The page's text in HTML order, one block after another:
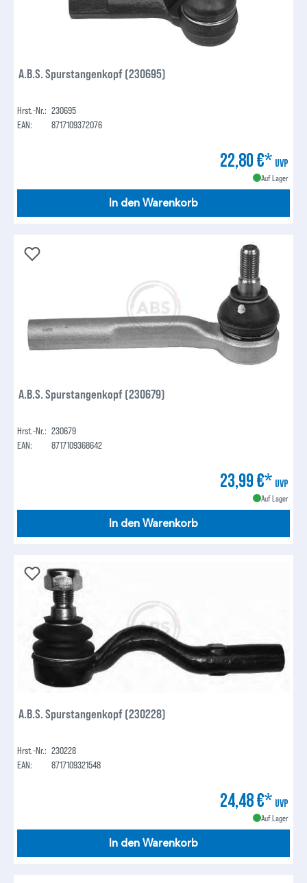
A.B.S. Spurstangenkopf (230695)
Hrst.-Nr.: 230695
EAN:
8717109372076
22,80 €* UVP
Auf Lager
In den Warenkorb
A.B.S. Spurstangenkopf (230679)
Hrst.-Nr.: 230679
EAN:
8717109368642
23,99 €* UVP
Auf Lager
In den Warenkorb
A.B.S. Spurstangenkopf (230228)
Hrst.-Nr.: 230228
EAN:
8717109321548
24,48 €* UVP
Auf Lager
In den Warenkorb